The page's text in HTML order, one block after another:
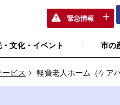
緊急情報
・文化・イベント 市の
ービス 軽費老人ホーム（ケア